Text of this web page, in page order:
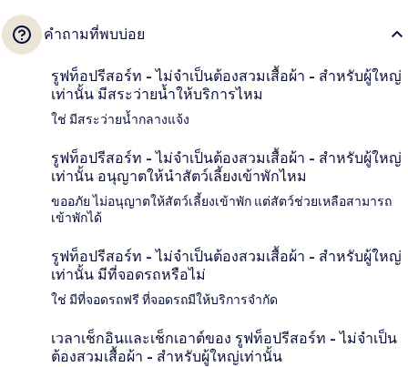
คำถามที่พบบ่อย
รูฟท็อปรีสอร์ท - ไม่จำเป็นต้องสวมเสื้อผ้า - สำหรับผู้ใหญ่
เท่านั้น มีสระว่ายน้ำให้บริการไหม
ใช่ มีสระว่ายน้ำกลางแจ้ง
รูฟท็อปรีสอร์ท - ไม่จำเป็นต้องสวมเสื้อผ้า - สำหรับผู้ใหญ่
เท่านั้น อนุญาตให้นำสัตว์เลี้ยงเข้าพักไหม
ขออภัย ไม่อนุญาตให้สัตว์เลี้ยงเข้าพัก แต่สัตว์ช่วยเหลือสามารถ
เข้าพักได้
รูฟท็อปรีสอร์ท - ไม่จำเป็นต้องสวมเสื้อผ้า - สำหรับผู้ใหญ่
เท่านั้น มีที่จอดรถหรือไม่
ใช่ มีที่จอดรถฟรี ที่จอดรถมีให้บริการจำกัด
เวลาเช็กอินและเช็กเอาต์ของ รูฟท็อปรีสอร์ท - ไม่จำเป็น
ต้องสวมเสื้อผ้า - สำหรับผู้ใหญ่เท่านั้น